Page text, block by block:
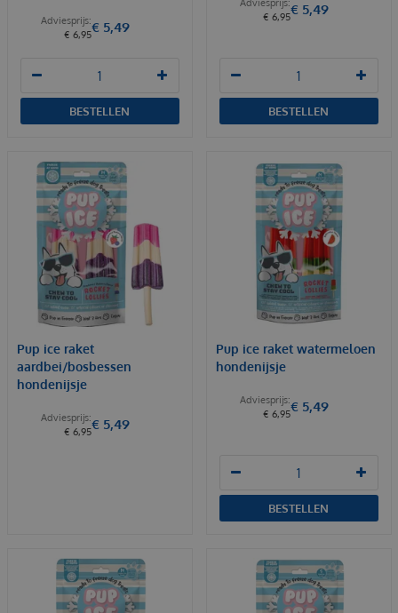
€ 6,95€ 5,49
BESTELLEN
€ 6,95€ 5,49
BESTELLEN
Pup ice raket
aardbei/bosbessen
hondenijsje
€ 6,95€ 5,49
Pup ice raket watermeloen
hondenijsje
€ 6,95€ 5,49
BESTELLEN